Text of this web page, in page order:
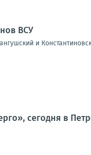
ВСУ
и
сегодня в